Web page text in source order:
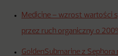
Medicine – wzrost wartości
przez ruch organiczny o
GoldenSubmarine z Sephora